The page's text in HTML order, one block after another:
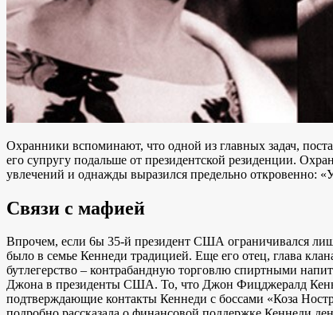
Охранники вспоминают, что одной из главных задач,
его супругу подальше от президентской резиденции.
увлечений и однажды выразился предельно откровенно: «У
Связи с мафией
Впрочем, если 6ы 35-й президент США ограничивался
было в семье Кеннеди традицией. Еще его отец, глава
бутлегерство – контрабандную торговлю спиртными
Джона в президенты США. То, что Джон Фицджералд
подтверждающие контакты Кеннеди с боссами «Коза